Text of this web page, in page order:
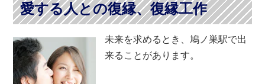
愛する人との復縁、復縁工作
未来を求めるとき、鳩ノ巣駅で出
来ることがあります。